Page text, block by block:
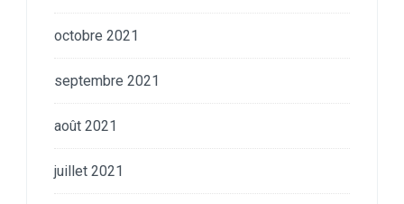
octobre 2021
septembre 2021
août 2021
juillet 2021